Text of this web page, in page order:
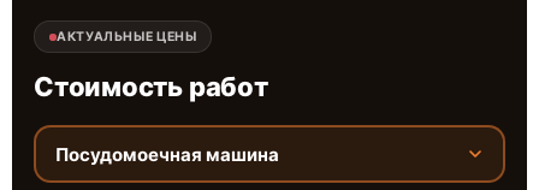
АКТУАЛЬНЫЕ ЦЕНЫ
Стоимость работ
Посудомоечная машина